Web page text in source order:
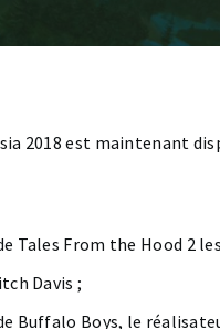
2018 est maintenant
Tales From the Hood 2
Davis ;
Buffalo Boys, le